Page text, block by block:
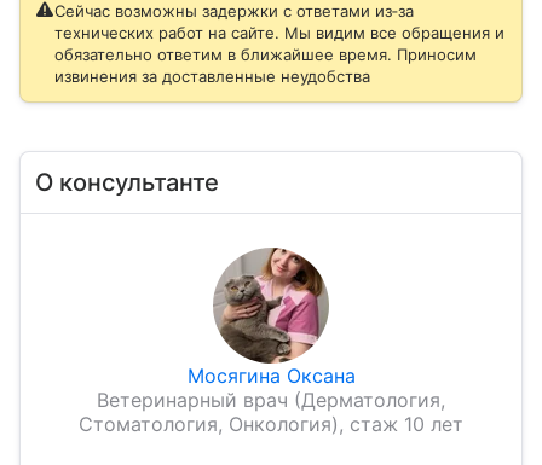
Сейчас возможны задержки с ответами из‑за
технических работ на сайте. Мы видим все обращения и
обязательно ответим в ближайшее время. Приносим
извинения за доставленные неудобства
О консультанте
Мосягина Оксана
Ветеринарный врач (Дерматология,
Стоматология, Онкология), стаж 10 лет